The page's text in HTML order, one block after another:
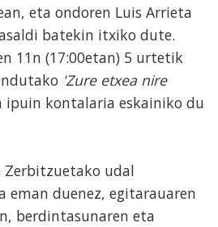
eta ondoren Luis Arrieta
batekin itxiko dute.
11n (17:00etan) 5 urtetik
'Zure etxea nire
kontalaria eskainiko du
Zerbitzuetako udal
eman duenez, egitarauaren
berdintasunaren eta